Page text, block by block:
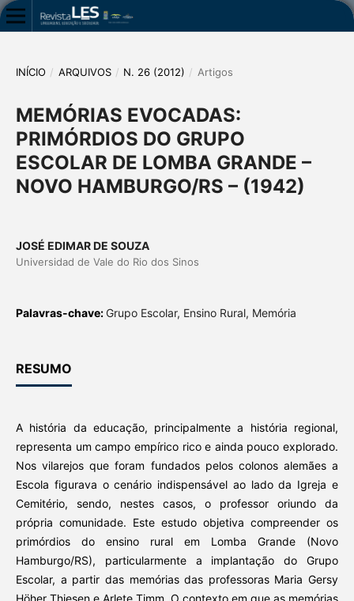
INÍCIO / ARQUIVOS / N. 26 (2012) / Artigos
MEMÓRIAS EVOCADAS:
PRIMÓRDIOS DO GRUPO
ESCOLAR DE LOMBA GRANDE –
NOVO HAMBURGO/RS – (1942)
JOSÉ EDIMAR DE SOUZA
Universidad de Vale do Rio dos Sinos
Palavras-chave: Grupo Escolar, Ensino Rural, Memória
RESUMO
A história da educação, principalmente a história regional,
representa um campo empírico rico e ainda pouco explorado.
Nos vilarejos que foram fundados pelos colonos alemães a
Escola figurava o cenário indispensável ao lado da Igreja e
Cemitério, sendo, nestes casos, o professor oriundo da
própria comunidade. Este estudo objetiva compreender os
primórdios do ensino rural em Lomba Grande (Novo
Hamburgo/RS), particularmente a implantação do Grupo
Escolar, a partir das memórias das professoras Maria Gersy
Höher Thiesen e Arlete Timm. O contexto em que as memórias